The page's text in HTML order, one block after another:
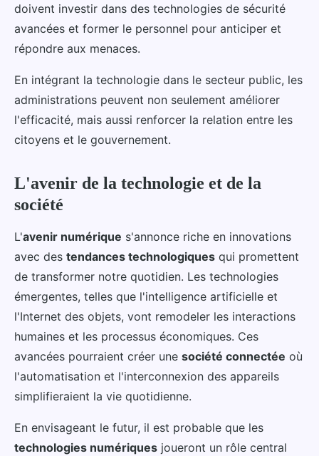
doivent investir dans des technologies de sécurité
avancées et former le personnel pour anticiper et
répondre aux menaces.
En intégrant la technologie dans le secteur public, les
administrations peuvent non seulement améliorer
l'efficacité, mais aussi renforcer la relation entre les
citoyens et le gouvernement.
L'avenir de la technologie et de la
société
L'avenir numérique s'annonce riche en innovations
avec des tendances technologiques qui promettent
de transformer notre quotidien. Les technologies
émergentes, telles que l'intelligence artificielle et
l'Internet des objets, vont remodeler les interactions
humaines et les processus économiques. Ces
avancées pourraient créer une société connectée où
l'automatisation et l'interconnexion des appareils
simplifieraient la vie quotidienne.
En envisageant le futur, il est probable que les
technologies numériques joueront un rôle central